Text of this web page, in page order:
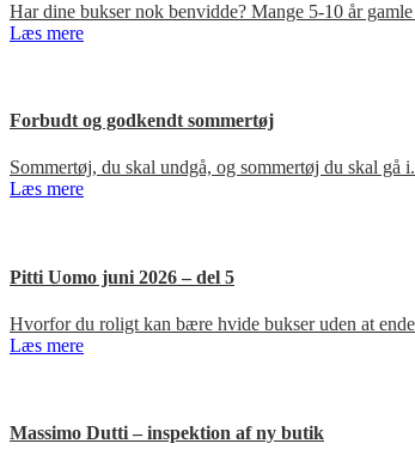
Har dine bukser nok benvidde? Mange 5-10 år
Læs mere
Forbudt og godkendt sommertøj
Sommertøj, du skal undgå, og sommertøj du skal
Læs mere
Pitti Uomo juni 2026 – del 5
Hvorfor du roligt kan bære hvide bukser uden at
Læs mere
Massimo Dutti – inspektion af ny butik